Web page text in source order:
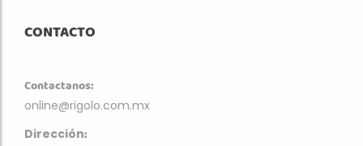
CONTACTO
Contactanos:
online@rigolo.com.mx
Dirección: